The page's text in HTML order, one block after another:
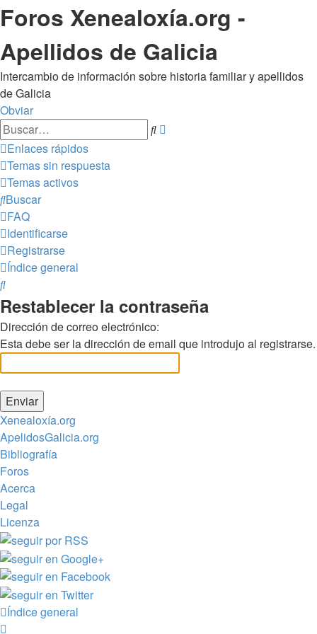
Foros Xenealoxía.org -
Apellidos de Galicia
Intercambio de información sobre historia familiar y apellidos
de Galicia
Obviar
Buscar
Enlaces rápidos
Temas sin respuesta
Temas activos
Buscar
FAQ
Identificarse
Registrarse
Índice general
Buscar
Restablecer la contraseña
Dirección de correo electrónico:
Esta debe ser la dirección de email que introdujo al registrarse.
Xenealoxía.org
ApelidosGalicia.org
Bibliografía
Foros
Acerca
Legal
Licenza
Índice general